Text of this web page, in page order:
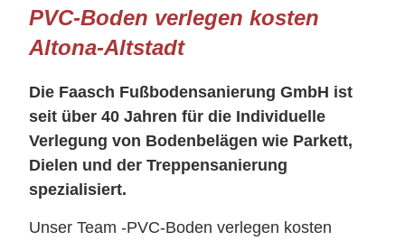
PVC-Boden verlegen kosten
Altona-Altstadt
Die Faasch Fußbodensanierung GmbH ist
seit über 40 Jahren für die Individuelle
Verlegung von Bodenbelägen wie Parkett,
Dielen und der Treppensanierung
spezialisiert.
Unser Team -PVC-Boden verlegen kosten